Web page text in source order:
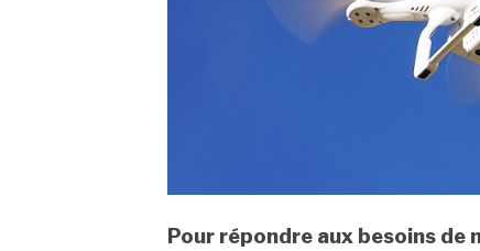
Pour répondre aux besoins